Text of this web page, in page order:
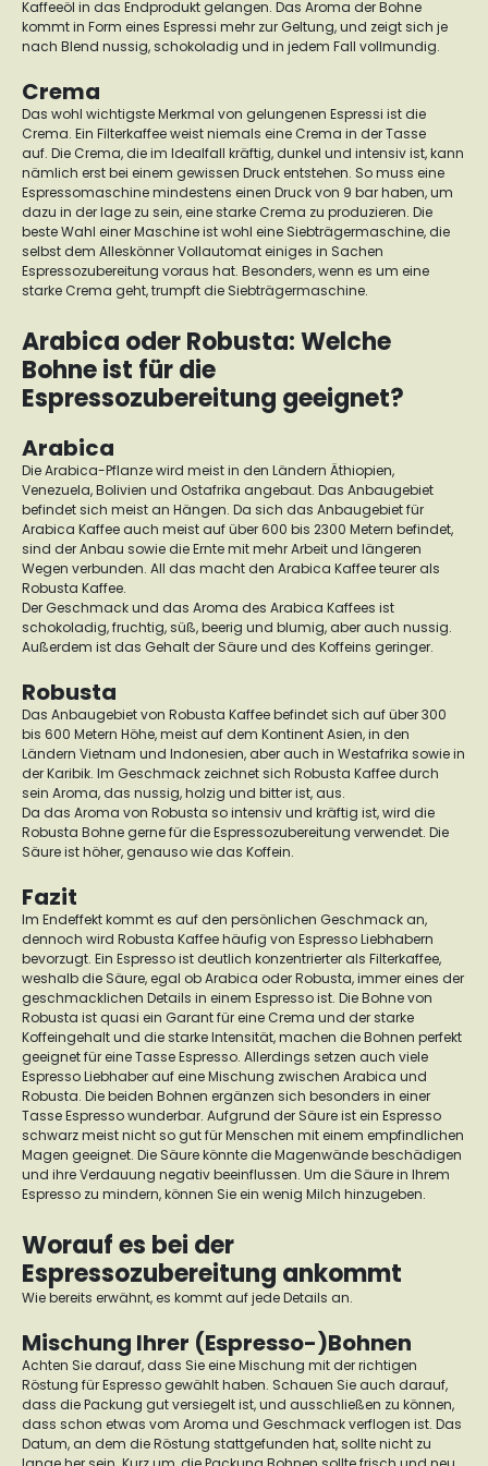
Kaffeeöl in das Endprodukt gelangen. Das Aroma der Bohne
kommt in Form eines Espressi mehr zur Geltung, und zeigt sich je
nach Blend nussig, schokoladig und in jedem Fall vollmundig.
Crema
Das wohl wichtigste Merkmal von gelungenen Espressi ist die
Crema. Ein Filterkaffee weist niemals eine Crema in der Tasse
auf. Die Crema, die im Idealfall kräftig, dunkel und intensiv ist, kann
nämlich erst bei einem gewissen Druck entstehen. So muss eine
Espressomaschine mindestens einen Druck von 9 bar haben, um
dazu in der lage zu sein, eine starke Crema zu produzieren. Die
beste Wahl einer Maschine ist wohl eine Siebträgermaschine, die
selbst dem Alleskönner Vollautomat einiges in Sachen
Espressozubereitung voraus hat. Besonders, wenn es um eine
starke Crema geht, trumpft die Siebträgermaschine.
Arabica oder Robusta: Welche
Bohne ist für die
Espressozubereitung geeignet?
Arabica
Die Arabica-Pflanze wird meist in den Ländern Äthiopien,
Venezuela, Bolivien und Ostafrika angebaut. Das Anbaugebiet
befindet sich meist an Hängen. Da sich das Anbaugebiet für
Arabica Kaffee auch meist auf über 600 bis 2300 Metern befindet,
sind der Anbau sowie die Ernte mit mehr Arbeit und längeren
Wegen verbunden. All das macht den Arabica Kaffee teurer als
Robusta Kaffee.
Der Geschmack und das Aroma des Arabica Kaffees ist
schokoladig, fruchtig, süß, beerig und blumig, aber auch nussig.
Außerdem ist das Gehalt der Säure und des Koffeins geringer.
Robusta
Das Anbaugebiet von Robusta Kaffee befindet sich auf über 300
bis 600 Metern Höhe, meist auf dem Kontinent Asien, in den
Ländern Vietnam und Indonesien, aber auch in Westafrika sowie in
der Karibik. Im Geschmack zeichnet sich Robusta Kaffee durch
sein Aroma, das nussig, holzig und bitter ist, aus.
Da das Aroma von Robusta so intensiv und kräftig ist, wird die
Robusta Bohne gerne für die Espressozubereitung verwendet. Die
Säure ist höher, genauso wie das Koffein.
Fazit
Im Endeffekt kommt es auf den persönlichen Geschmack an,
dennoch wird Robusta Kaffee häufig von Espresso Liebhabern
bevorzugt. Ein Espresso ist deutlich konzentrierter als Filterkaffee,
weshalb die Säure, egal ob Arabica oder Robusta, immer eines der
geschmacklichen Details in einem Espresso ist. Die Bohne von
Robusta ist quasi ein Garant für eine Crema und der starke
Koffeingehalt und die starke Intensität, machen die Bohnen perfekt
geeignet für eine Tasse Espresso. Allerdings setzen auch viele
Espresso Liebhaber auf eine Mischung zwischen Arabica und
Robusta. Die beiden Bohnen ergänzen sich besonders in einer
Tasse Espresso wunderbar. Aufgrund der Säure ist ein Espresso
schwarz meist nicht so gut für Menschen mit einem empfindlichen
Magen geeignet. Die Säure könnte die Magenwände beschädigen
und ihre Verdauung negativ beeinflussen. Um die Säure in Ihrem
Espresso zu mindern, können Sie ein wenig Milch hinzugeben.
Worauf es bei der
Espressozubereitung ankommt
Wie bereits erwähnt, es kommt auf jede Details an.
Mischung Ihrer (Espresso-)Bohnen
Achten Sie darauf, dass Sie eine Mischung mit der richtigen
Röstung für Espresso gewählt haben. Schauen Sie auch darauf,
dass die Packung gut versiegelt ist, und ausschließen zu können,
dass schon etwas vom Aroma und Geschmack verflogen ist. Das
Datum, an dem die Röstung stattgefunden hat, sollte nicht zu